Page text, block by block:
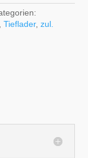
,Tieflader,zul.